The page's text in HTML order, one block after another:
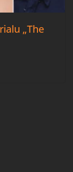
„The